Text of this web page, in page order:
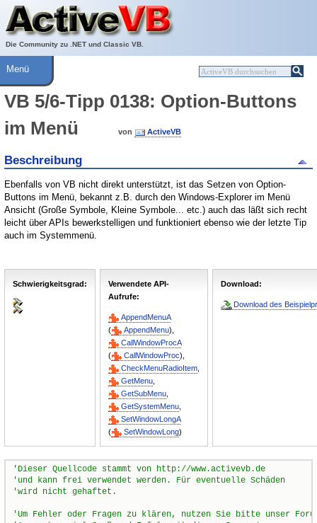
Die Community zu .NET und Classic VB.
Über ActiveVB
Hilfe
Menü
VB 5/6-Tipp 0138: Option-Buttons
im Menü
von ActiveVB
Beschreibung
Ebenfalls von VB nicht direkt unterstützt, ist das Setzen von Option-
Buttons im Menü, bekannt z.B. durch den Windows-Explorer im Menü
Ansicht (Große Symbole, Kleine Symbole... etc.) auch das läßt sich recht
leicht über APIs bewerkstelligen und funktioniert ebenso wie der letzte Tip
auch im Systemmenü.
Schwierigkeitsgrad:
Verwendete API-
Aufrufe:
AppendMenuA
(
AppendMenu),
CallWindowProcA
(
CallWindowProc),
CheckMenuRadioItem,
GetMenu,
GetSubMenu,
GetSystemMenu,
SetWindowLongA
(
SetWindowLong)
Download:
Download des